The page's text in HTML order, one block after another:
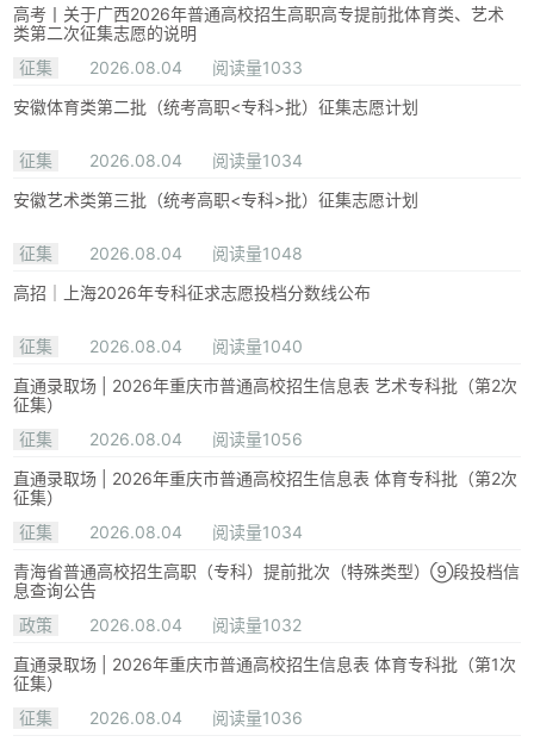
高考丨关于广西2026年普通高校招生高职高专提前批体育类、艺术
类第二次征集志愿的说明
征集
2026.08.04
阅读量1033
安徽体育类第二批（统考高职<专科>批）征集志愿计划
征集 2026.08.04
阅读量1034
安徽艺术类第三批（统考高职<专科>批）征集志愿计划
征集 2026.08.04
阅读量1048
高招｜上海2026年专科征求志愿投档分数线公布
征集 2026.08.04
阅读量1040
直通录取场 | 2026年重庆市普通高校招生信息表 艺术专科批（第2次
征集）
征集
2026.08.04
阅读量1056
直通录取场 | 2026年重庆市普通高校招生信息表 体育专科批（第2次
征集）
征集
2026.08.04
阅读量1034
青海省普通高校招生高职（专科）提前批次（特殊类型）⑨段投档信
息查询公告
政策
2026.08.04
阅读量1032
直通录取场 | 2026年重庆市普通高校招生信息表 体育专科批（第1次
征集）
征集
2026.08.04 阅读量1036